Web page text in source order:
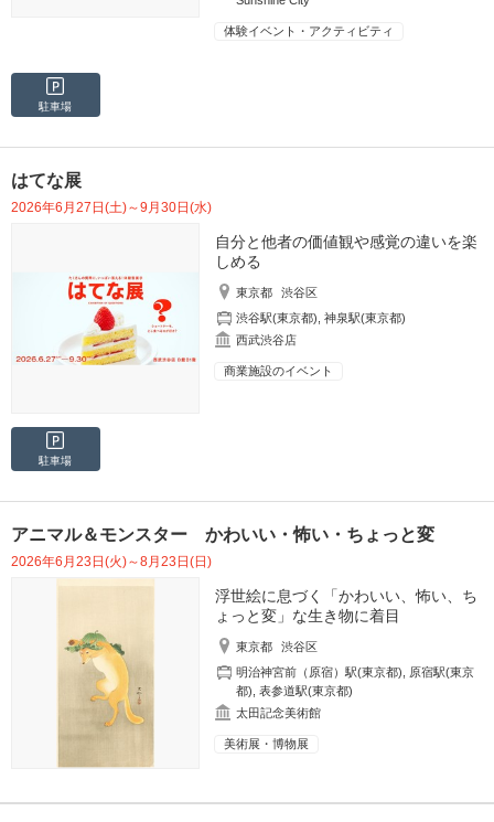
体験イベント・アクティビティ
駐車場
はてな展
2026年6月27日(土)～9月30日(水)
自分と他者の価値観や感覚の違いを楽
しめる
東京都
渋谷区
渋谷駅(東京都) ,神泉駅(東京都)
西武渋谷店
商業施設のイベント
駐車場
アニマル＆モンスター かわいい・怖い・ちょっと変
2026年6月23日(火)～8月23日(日)
浮世絵に息づく「かわいい、怖い、ち
ょっと変」な生き物に着目
東京都
渋谷区
明治神宮前（原宿）駅(東京都), 原宿駅(東京
都),表参道駅(東京都)
太田記念美術館
美術展・博物展